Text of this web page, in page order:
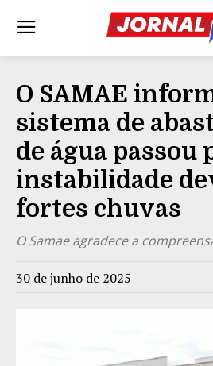
O SAMAE
sistema de
de água passou
instabilidade
fortes chuvas
O Samae agradece a
30 de junho de 2025